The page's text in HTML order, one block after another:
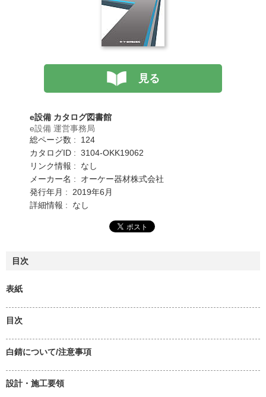
見る
e設備 カタログ図書館
e設備 運営事務局
総ページ数 : 124
カタログID : 3104-OKK19062
リンク情報 : なし
メーカー名 : オーケー器材株式会社
発行年月 : 2019年6月
詳細情報 : なし
目次
表紙
目次
白錆について/注意事項
設計・施工要領